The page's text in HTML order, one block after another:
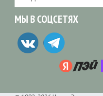
МЫ В СОЦСЕТЯХ